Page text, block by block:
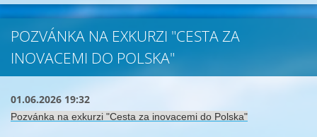
POZVÁNKA NA EXKURZI "CESTA ZA
INOVACEMI DO POLSKA"
01.06.2026 19:32
Pozvánka na exkurzi "Cesta za inovacemi do Polska"